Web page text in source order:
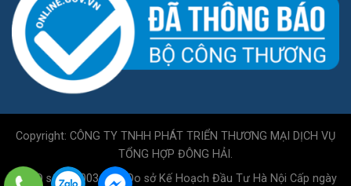
Copyright: CÔNG TY TNHH PHÁT TRIỂN THƯƠNG MẠI DỊCH VỤ
TỔNG HỢP ĐÔNG HẢI.
GPKD số 0110034717 Do sở Kế Hoạch Đầu Tư Hà Nội Cấp ngày